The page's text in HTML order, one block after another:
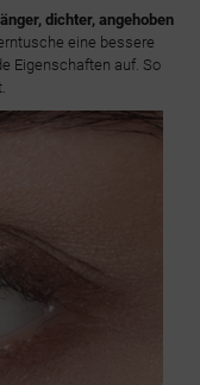
dichter, angehoben
eine bessere
Eigenschaften auf. So